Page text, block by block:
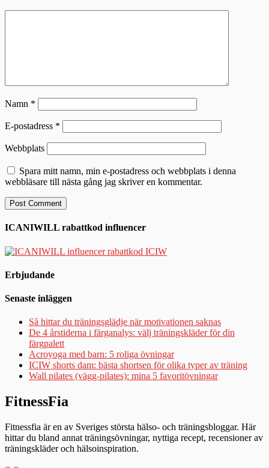
Namn *
E-postadress *
Webbplats
Spara mitt namn, min e-postadress och webbplats i denna
webbläsare till nästa gång jag skriver en kommentar.
ICANIWILL rabattkod influencer
Erbjudande
Senaste inläggen
Så hittar du träningsglädje när motivationen saknas
De 4 årstiderna i färganalys: välj träningskläder för din
färgpalett
Acroyoga med barn: 5 roliga övningar
ICIW shorts dam: bästa shortsen för olika typer av träning
Wall pilates (vägg-pilates): mina 5 favoritövningar
FitnessFia
Fitnessfia är en av Sveriges största hälso- och träningsbloggar. Här
hittar du bland annat träningsövningar, nyttiga recept, recensioner av
träningskläder och hälsoinspiration.